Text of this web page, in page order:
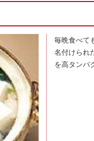
毎晩食べて
名付けられ
を高タンパ